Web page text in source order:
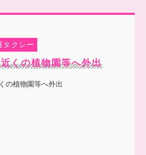
タクシー
くの植物園等へ外出